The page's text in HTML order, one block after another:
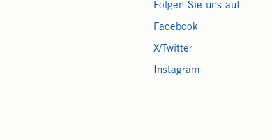
Folgen Sie uns auf
Facebook
X/Twitter
Instagram